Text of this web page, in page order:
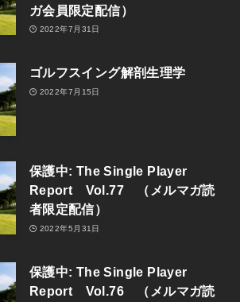
ガ会員限定配信）
2022年7月31日
ゴルフスイング解剖生理学
2022年7月15日
保護中: The Single Player
Report Vol.77 （メルマガ読
者限定配信）
2022年5月31日
保護中: The Single Player
Report Vol.76 （メルマガ読